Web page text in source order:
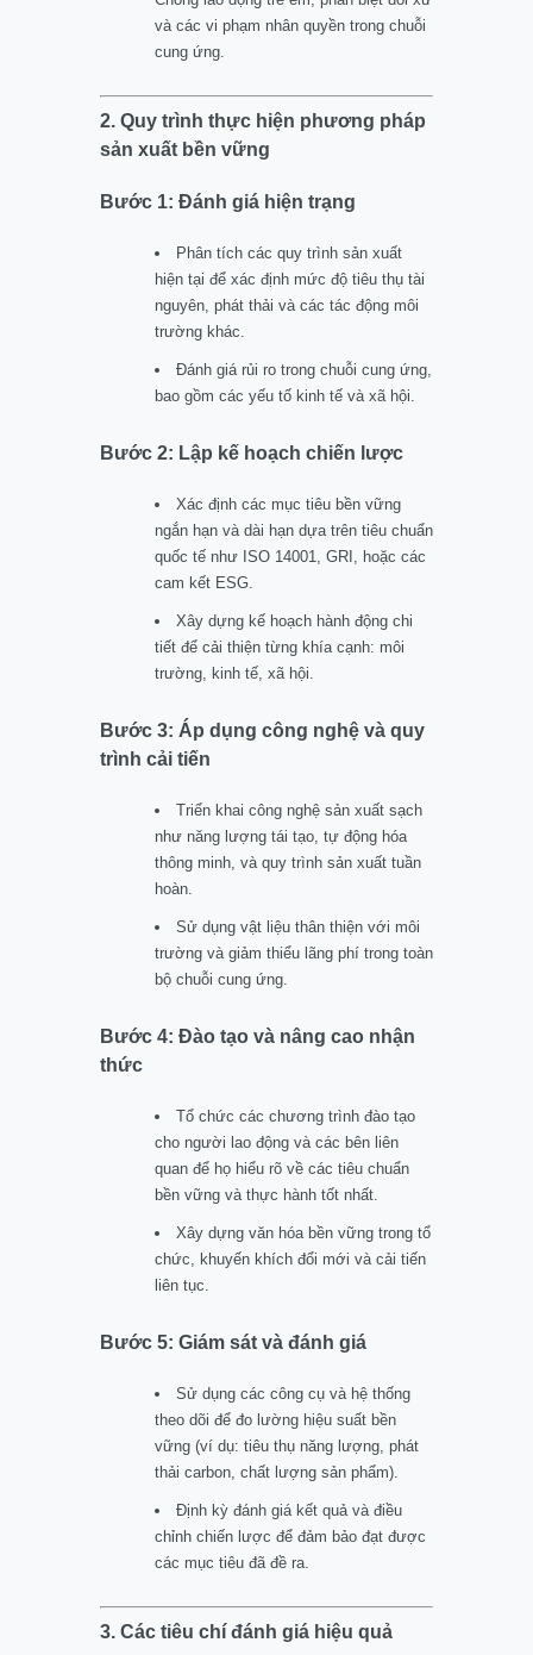
và các vi phạm nhân quyền trong chuỗi
cung ứng.
2. Quy trình thực hiện phương pháp
sản xuất bền vững
Bước 1: Đánh giá hiện trạng
Phân tích các quy trình sản xuất
hiện tại để xác định mức độ tiêu thụ tài
nguyên, phát thải và các tác động môi
trường khác.
Đánh giá rủi ro trong chuỗi cung ứng,
bao gồm các yếu tố kinh tế và xã hội.
Bước 2: Lập kế hoạch chiến lược
Xác định các mục tiêu bền vững
ngắn hạn và dài hạn dựa trên tiêu chuẩn
quốc tế như ISO 14001, GRI, hoặc các
cam kết ESG.
Xây dựng kế hoạch hành động chi
tiết để cải thiện từng khía cạnh: môi
trường, kinh tế, xã hội.
Bước 3: Áp dụng công nghệ và quy
trình cải tiến
Triển khai công nghệ sản xuất sạch
như năng lượng tái tạo, tự động hóa
thông minh, và quy trình sản xuất tuần
hoàn.
Sử dụng vật liệu thân thiện với môi
trường và giảm thiểu lãng phí trong toàn
bộ chuỗi cung ứng.
Bước 4: Đào tạo và nâng cao nhận
thức
Tổ chức các chương trình đào tạo
cho người lao động và các bên liên
quan để họ hiểu rõ về các tiêu chuẩn
bền vững và thực hành tốt nhất.
Xây dựng văn hóa bền vững trong tổ
chức, khuyến khích đổi mới và cải tiến
liên tục.
Bước 5: Giám sát và đánh giá
Sử dụng các công cụ và hệ thống
theo dõi để đo lường hiệu suất bền
vững (ví dụ: tiêu thụ năng lượng, phát
thải carbon, chất lượng sản phẩm).
Định kỳ đánh giá kết quả và điều
chỉnh chiến lược để đảm bảo đạt được
các mục tiêu đã đề ra.
3. Các tiêu chí đánh giá hiệu quả